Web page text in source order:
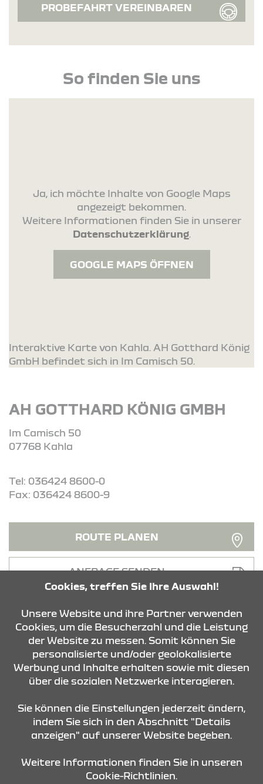
PROBEFAHRT VEREINBAREN
So finden Sie uns
Ja, ich möchte Inhalte von Google Maps
angezeigt bekommen.
Weitere Informationen finden Sie in unserer
Datenschutzerklärung.
GOOGLE MAPS ÖFFNEN
Interaktive Karte von Kahla. AH Gotthard König
GmbH befindet sich in Im Camisch 50.
AH GOTTHARD KÖNIG GMBH
Im Camisch 50
07768 Kahla
Tel: 036424 8600-0
Fax: 036424 8600-9
ROUTE PLANEN
ANFRAGE SENDEN
KONTAKT & ANFAHRT
STANDORTE
Cookies, treffen Sie Ihre Auswahl!
Unsere Website und ihre Partner verwenden
Cookies, um die Besucherzahl und die Leistung
der Website zu messen. Somit können Sie
personalisierte und/oder geolokalisierte
Werbung und Inhalte erhalten sowie mit diesen
über die sozialen Netzwerke interagieren.
Sie können die Einstellungen jederzeit ändern,
indem Sie sich in den Abschnitt "Details
anzeigen" auf unserer Website begeben.
Weitere Informationen finden Sie in unseren
Cookie-Richtlinien.